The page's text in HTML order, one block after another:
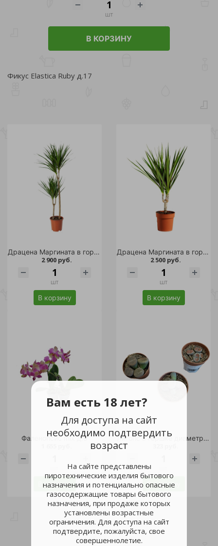
Вам есть 18 лет?
Для доступа на сайт
необходимо подтвердить
возраст
На сайте представлены
пиротехнические изделия бытового
назначения и потенциально опасные
газосодержащие товары бытового
назначения, при продаже которых
установлены возрастные
ограничения. Для доступа на сайт
подтвердите, пожалуйста, свое
совершеннолетие.
шт
В КОРЗИНУ
Фикус Elastica Ruby д.17
Драцена Маргината в горшке диаметром 17 см 1шт
2 900 руб.
шт
В корзину
Драцена Маргината в горшке диаметром 15 см 1шт
2 500 руб.
шт
В корзину
Фаленопсис mix д.9
В корзину
Литопс в горшке диаметром 5,5 см /1шт
В корзину